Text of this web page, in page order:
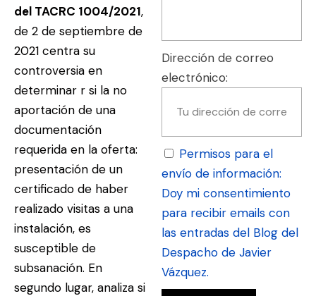
del TACRC 1004/2021,
de 2 de septiembre de
2021 centra su
controversia en
determinar r si la no
aportación de una
documentación
requerida en la oferta:
presentación de un
certificado de haber
realizado visitas a una
instalación, es
susceptible de
subsanación. En
segundo lugar, analiza si
Dirección de correo
electrónico:
Permisos para el
envío de información:
Doy mi consentimiento
para recibir emails con
las entradas del Blog del
Despacho de Javier
Vázquez.